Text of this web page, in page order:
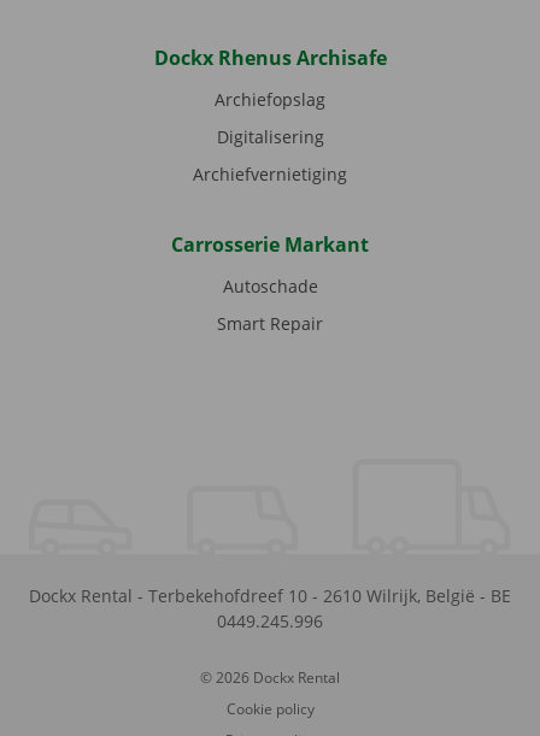
Dockx Rhenus Archisafe
Archiefopslag
Digitalisering
Archiefvernietiging
Carrosserie Markant
Autoschade
Smart Repair
Dockx Rental - Terbekehofdreef 10 - 2610 Wilrijk, België - BE
0449.245.996
© 2026 Dockx Rental
Cookie policy